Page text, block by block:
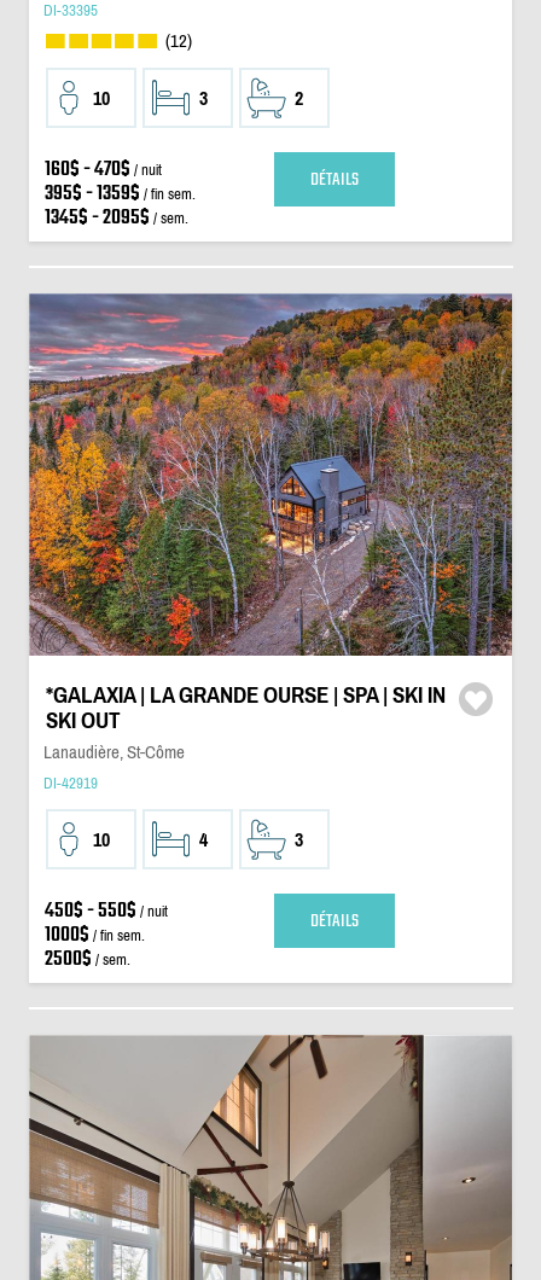
DI-33395
(12)
10 3 2
160$ - 470$ / nuit
395$ - 1359$ / fin sem.
1345$ - 2095$ / sem.
DÉTAILS
*GALAXIA | LA GRANDE OURSE | SPA | SKI IN
SKI OUT
Lanaudière, St-Côme
DI-42919
10 4 3
450$ - 550$ / nuit
1000$ / fin sem.
2500$ / sem.
DÉTAILS